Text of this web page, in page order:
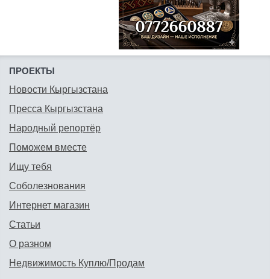
ПРОЕКТЫ
Новости Кыргызстана
Пресса Кыргызстана
Народный репортёр
Поможем вместе
Ищу тебя
Соболезнования
Интернет магазин
Статьи
О разном
Недвижимость Куплю/Продам